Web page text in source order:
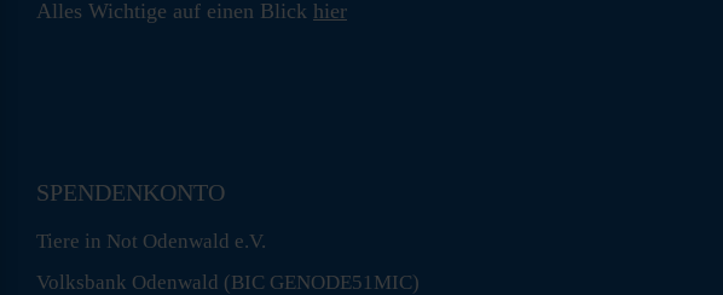
Alles Wichtige auf einen Blick hier
SPENDENKONTO
Tiere in Not Odenwald e.V.
Volksbank Odenwald (BIC GENODE51MIC)